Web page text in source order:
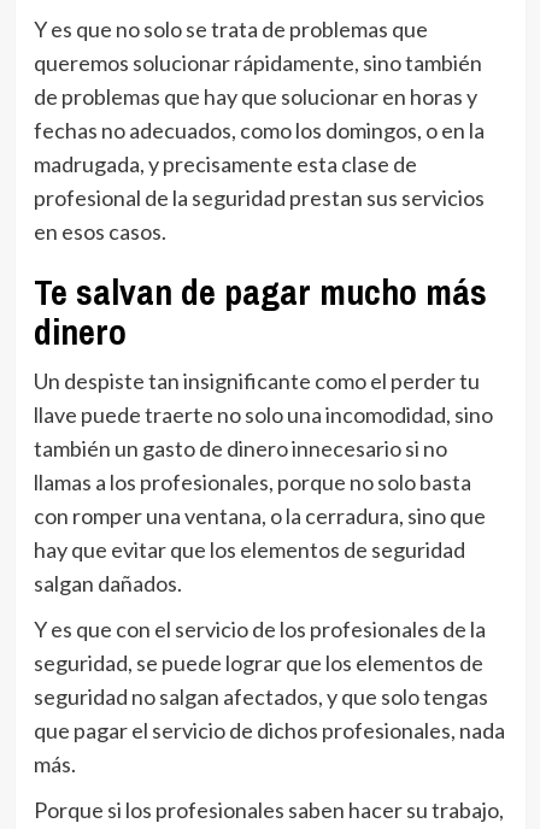
Y es que no solo se trata de problemas que
queremos solucionar rápidamente, sino también
de problemas que hay que solucionar en horas y
fechas no adecuados, como los domingos, o en la
madrugada, y precisamente esta clase de
profesional de la seguridad prestan sus servicios
en esos casos.
Te salvan de pagar mucho más
dinero
Un despiste tan insignificante como el perder tu
llave puede traerte no solo una incomodidad, sino
también un gasto de dinero innecesario si no
llamas a los profesionales, porque no solo basta
con romper una ventana, o la cerradura, sino que
hay que evitar que los elementos de seguridad
salgan dañados.
Y es que con el servicio de los profesionales de la
seguridad, se puede lograr que los elementos de
seguridad no salgan afectados, y que solo tengas
que pagar el servicio de dichos profesionales, nada
más.
Porque si los profesionales saben hacer su trabajo,